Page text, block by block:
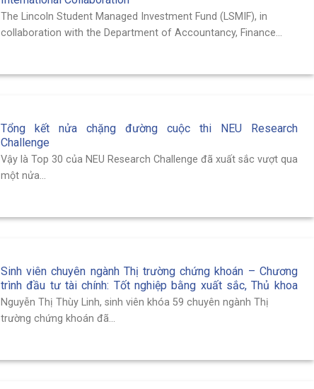
The Lincoln Student Managed Investment Fund (LSMIF), in
collaboration with the Department of Accountancy, Finance...
Tổng kết nửa chặng đường cuộc thi NEU Research
Challenge
Vậy là Top 30 của NEU Research Challenge đã xuất sắc vượt qua
một nửa...
Sinh viên chuyên ngành Thị trường chứng khoán – Chương
trình đầu tư tài chính: Tốt nghiệp bằng xuất sắc, Thủ khoa
khóa 59 chuyên ngành Thị trường chứng khoán.
Nguyễn Thị Thùy Linh, sinh viên khóa 59 chuyên ngành Thị
trường chứng khoán đã...